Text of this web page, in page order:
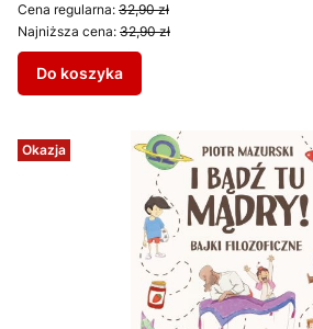
Cena regularna: 32,90 zł
Najniższa cena: 32,90 zł
Do koszyka
Okazja